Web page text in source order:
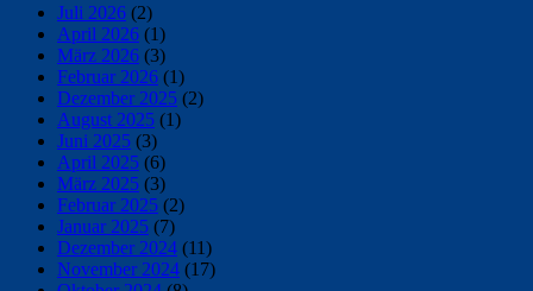
Juli 2026 (2)
April 2026 (1)
März 2026 (3)
Februar 2026 (1)
Dezember 2025 (2)
August 2025 (1)
Juni 2025 (3)
April 2025 (6)
März 2025 (3)
Februar 2025 (2)
Januar 2025 (7)
Dezember 2024 (11)
November 2024 (17)